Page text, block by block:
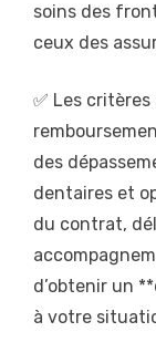
soins des
ceux des
✅ Les
des
dentaires et
du contrat,
d’obtenir un
à votre